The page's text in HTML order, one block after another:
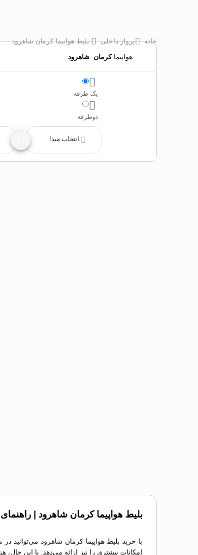
خانه پرواز داخلی
بلیط هواپیما کرمان شاهرود
هواپیماکرمان شاهرود
یک طرفه
دوطرفه
انتخاب مبدا
بلیط هواپیما کرمان شاهرود |
با خرید بلیط هواپیما کرمان شاهرود
امکانات بیشتری را نیز ارائه می‌دهد. با این